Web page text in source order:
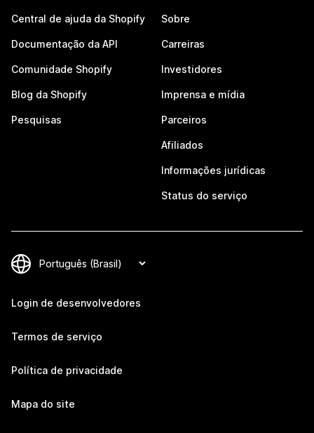
Central de ajuda da Shopify
Documentação da API
Comunidade Shopify
Blog da Shopify
Pesquisas
Sobre
Carreiras
Investidores
Imprensa e mídia
Parceiros
Afiliados
Informações jurídicas
Status do serviço
Login de desenvolvedores
Termos de serviço
Política de privacidade
Mapa do site